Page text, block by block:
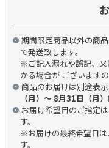
期間限定商品以外の商
で発送致します。
※ご記入漏れや誤記、
かる場合が ございます
商品のお届けは別途表
（月）～ 8月31日（月
お届け希望日のご指定
す。
※お届けの最終希望日は
す。